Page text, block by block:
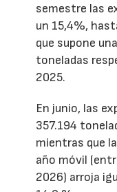
semestre las
un 15,4%,
que supone
toneladas
2025.
En junio, las
357.194
mientras que
año móvil
2026) arroja